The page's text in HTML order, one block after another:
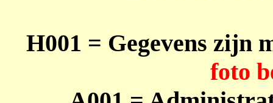
H001 = Gegevens zijn
foto